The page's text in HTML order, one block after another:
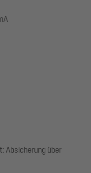
Absicherung über